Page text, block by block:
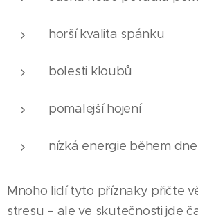
horší kvalita spánku
bolesti kloubů
pomalejší hojení
nízká energie během dne
Mnoho lidí tyto příznaky přičte
stresu – ale ve skutečnosti jde